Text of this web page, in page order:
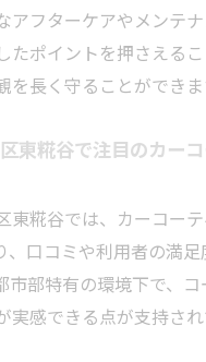
の塗装を保つカーコー
スコーティングと他種
コーティング施工で得
時に適したカーコーテ
アフターケアやメンテ
たポイントを押さえる
を長く守ることができま
東糀谷で注目のカー
東糀谷では、カーコー
、口コミや利用者の満
市部特有の環境下で、
実感できる点が支持さ